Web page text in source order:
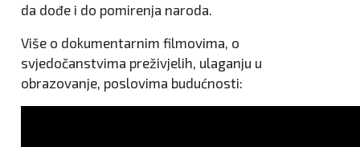
da dođe i do pomirenja naroda.
Više o dokumentarnim filmovima, o
svjedočanstvima preživjelih, ulaganju u
obrazovanje, poslovima budućnosti: